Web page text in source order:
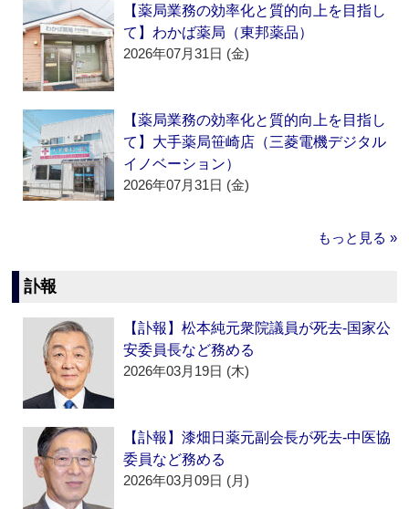
【薬局業務の効率化と質的向上を目指し
て】わかば薬局（東邦薬品）
2026年07月31日 (金)
【薬局業務の効率化と質的向上を目指し
て】大手薬局笹崎店（三菱電機デジタル
イノベーション）
2026年07月31日 (金)
もっと見る »
訃報
【訃報】松本純元衆院議員が死去‐国家公
安委員長など務める
2026年03月19日 (木)
【訃報】漆畑日薬元副会長が死去‐中医協
委員など務める
2026年03月09日 (月)